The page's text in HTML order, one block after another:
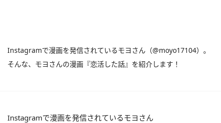
Instagramで漫画を発信されているモヨさん（@moyo17104）。
そんな、モヨさんの漫画『恋活した話』を紹介します！
Instagramで漫画を発信されているモヨさん